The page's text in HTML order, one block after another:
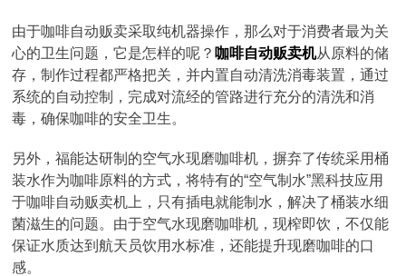
由于咖啡自动贩卖采取纯机器操作，那么对于消费者最为关
心的卫生问题，它是怎样的呢？ 咖啡自动贩卖机从原料的储
存，制作过程都严格把关，并内置自动清洗消毒装置，通过
系统的自动控制，完成对流经的管路进行充分的清洗和消
毒，确保咖啡的安全卫生。
另外，福能达研制的空气水现磨咖啡机，摒弃了传统采用桶
装水作为咖啡原料的方式，将特有的“空气制水”黑科技应用
于咖啡自动贩卖机上，只有插电就能制水，解决了桶装水细
菌滋生的问题。由于空气水现磨咖啡机，现榨即饮，不仅能
保证水质达到航天员饮用水标准，还能提升现磨咖啡的口
感。